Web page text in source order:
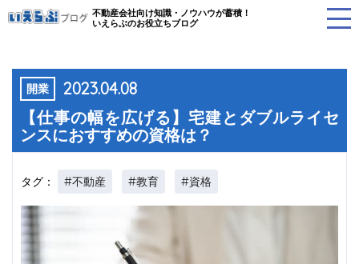
不動産会社向け知識・ノウハウが蓄積！
いえらぶのお役立ちブログ
開業 2023.04.08
【仕事の幅を広げる】宅建とダブルライセ
ンスにおすすめの資格は？
タグ： #不動産 #教育 #資格